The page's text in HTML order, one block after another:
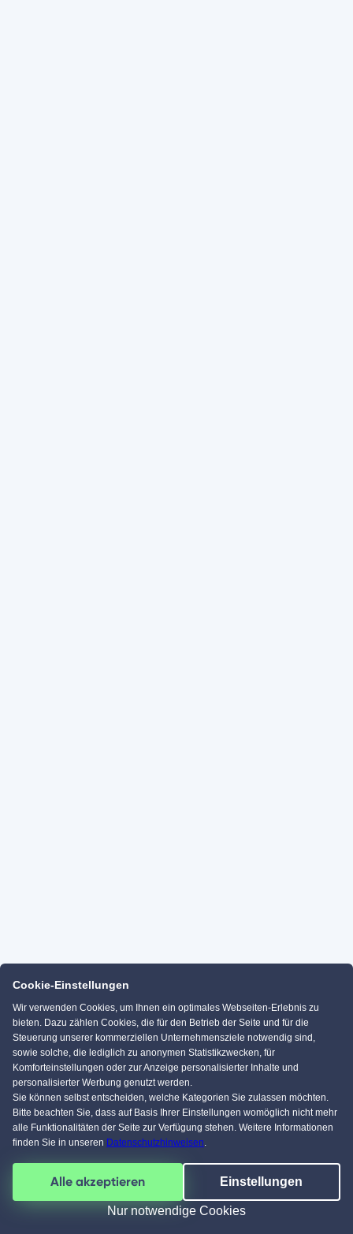
Cookie-Einstellungen
Wir verwenden Cookies, um Ihnen ein optimales Webseiten-Erlebnis zu
bieten. Dazu zählen Cookies, die für den Betrieb der Seite und für die
Steuerung unserer kommerziellen Unternehmensziele notwendig sind,
sowie solche, die lediglich zu anonymen Statistikzwecken, für
Komforteinstellungen oder zur Anzeige personalisierter Inhalte und
personalisierter Werbung genutzt werden.
Sie können selbst entscheiden, welche Kategorien Sie zulassen möchten.
Bitte beachten Sie, dass auf Basis Ihrer Einstellungen womöglich nicht mehr
alle Funktionalitäten der Seite zur Verfügung stehen. Weitere Informationen
finden Sie in unseren Datenschutzhinweisen.
Alle akzeptieren Einstellungen
Nur notwendige Cookies